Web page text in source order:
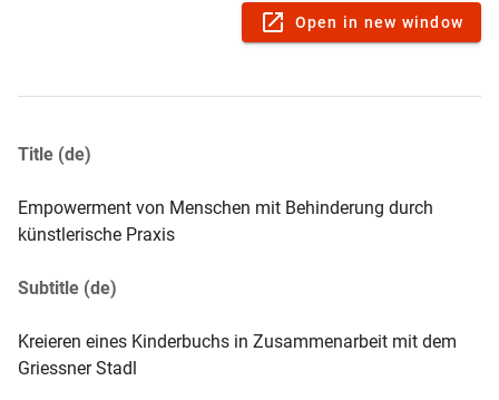
Open in new window
Title (de)
Empowerment von Menschen mit Behinderung durch
künstlerische Praxis
Subtitle (de)
Kreieren eines Kinderbuchs in Zusammenarbeit mit dem
Griessner Stadl